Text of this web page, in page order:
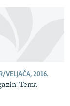
VELJAČA, 2016.
Tema